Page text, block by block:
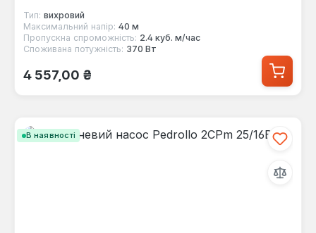
Тип: вихровий
Максимальний напір: 40 м
Пропускна спроможність: 2.4 куб. м/час
Споживана потужність: 370 Вт
Звичайна ціна:
4 557,00 ₴
В наявності